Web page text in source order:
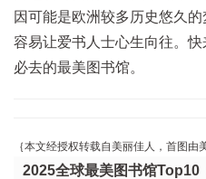
因可能是欧洲较多历史悠久
容易让爱书人士心生向往。
必去的最美图书馆。
｛本文经授权转载自美丽佳人，首图由
2025全球最美图书馆Top10